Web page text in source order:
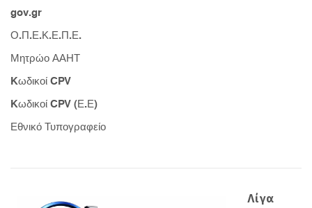
gov.gr
Ο.Π.Ε.Κ.Ε.Π.Ε.
Μητρώο ΑΑΗΤ
Kωδικοί CPV
Kωδικοί CPV (Ε.Ε)
Εθνικό Τυπογραφείο
Λίγα